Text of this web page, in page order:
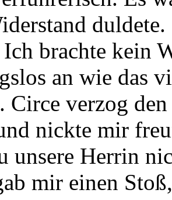
Ich brachte kein
an wie das
Circe verzog
nickte mir
unsere Herrin
mir einen